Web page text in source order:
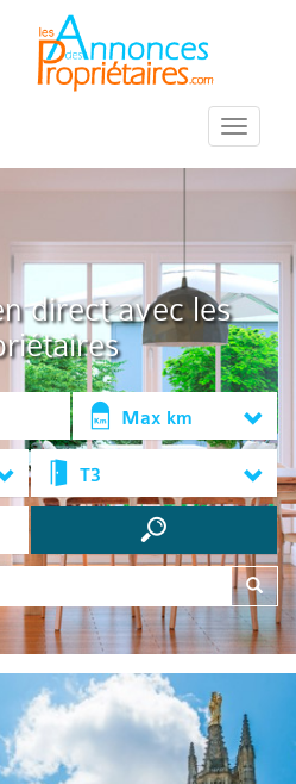
::Menu::
direct avec les
Max km
T3